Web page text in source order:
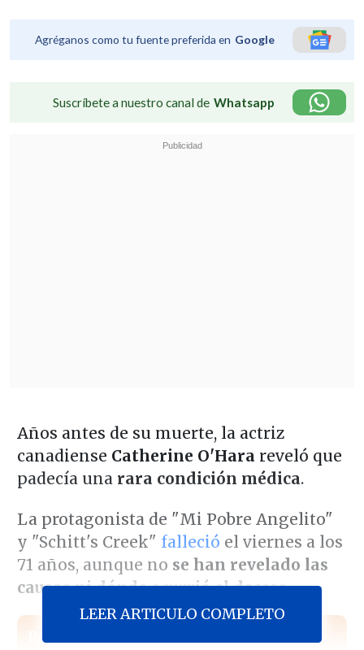
Agréganos como tu fuente preferida en Google
Suscríbete a nuestro canal de Whatsapp
Años antes de su muerte, la actriz
canadiense Catherine O'Hara reveló que
padecía una rara condición médica.
La protagonista de "Mi Pobre Angelito"
y "Schitt's Creek" falleció el viernes a los
71 años, aunque no se han revelado las
causas ni dónde ocurrió el deceso.
Revisa también
LEER ARTICULO COMPLETO